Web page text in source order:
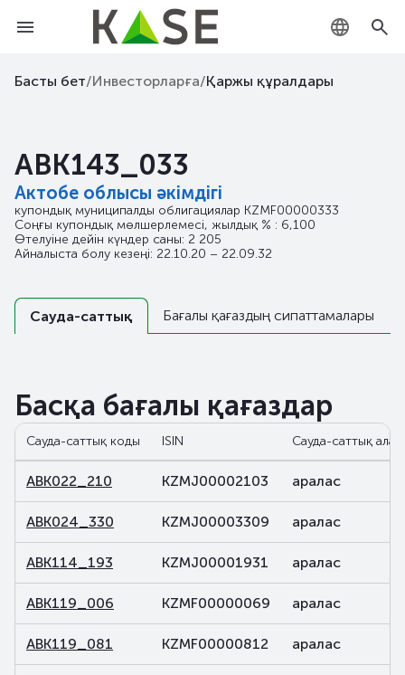
KZ
Басты бет/Инвесторларға/Қаржы құралдары
ABK143_033
Актобе облысы әкімдігі
купондық муниципалды облигациялар KZMF00000333
Соңғы купондық мөлшерлемесі, жылдық % : 6,100
Өтелуіне дейін күндер саны: 2 205
Айналыста болу кезеңі: 22.10.20 – 22.09.32
Сауда-саттық Бағалы қағаздың сипаттамалары
Басқа бағалы қағаздар
Сауда-саттық коды ISIN Сауда-саттық алаң
ABK022_210 KZMJ00002103 аралас
ABK024_330 KZMJ00003309 аралас
ABK114_193 KZMJ00001931 аралас
ABK119_006 KZMF00000069 аралас
ABK119_081 KZMF00000812 аралас